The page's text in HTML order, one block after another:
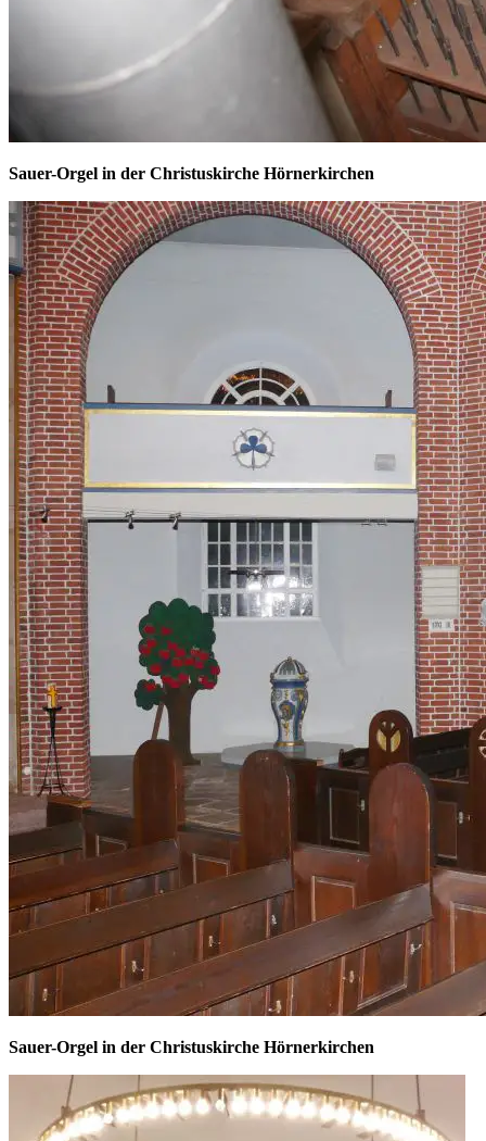
Sauer-Orgel in der Christuskirche Hörnerkirchen
Sauer-Orgel in der Christuskirche Hörnerkirchen